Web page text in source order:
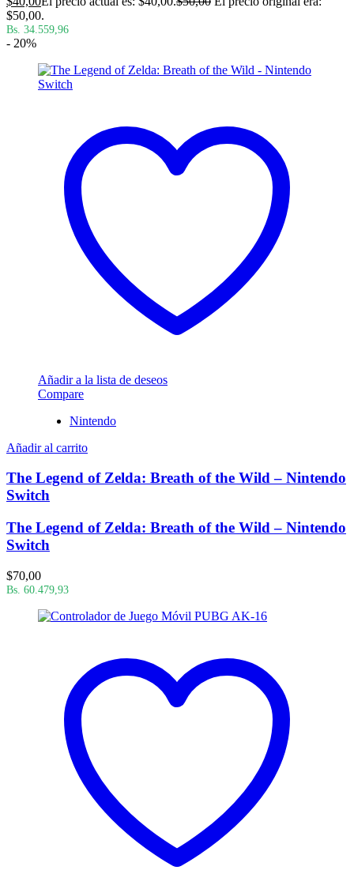
$50,00.
Bs. 34.559,96
- 20%
Añadir a la lista de deseos
Compare
Nintendo
Añadir al carrito
The Legend of Zelda: Breath of the Wild – Nintendo
Switch
The Legend of Zelda: Breath of the Wild – Nintendo
Switch
$70,00
Bs. 60.479,93